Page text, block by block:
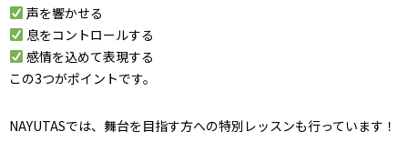
声を響かせる
息をコントロールする
感情を込めて表現する
この3つがポイントです。
NAYUTASでは、舞台を目指す方への特別レッスンも行っています！